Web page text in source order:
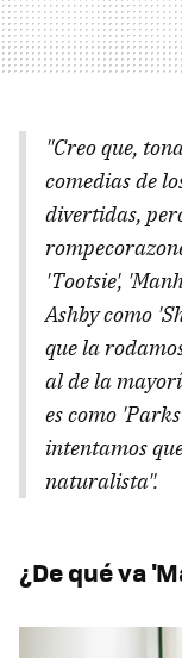
"Creo que,
comedias de
divertidas,
'Tootsie',
Ashby como
que la
al de la
es como
intentamos
naturalista".
¿De qué va